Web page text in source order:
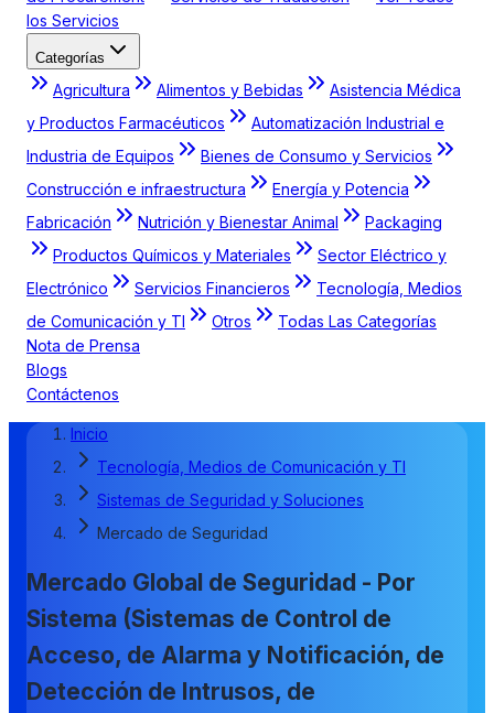
los Servicios
Categorías
Agricultura Alimentos y Bebidas
Asistencia Médica
y Productos Farmacéuticos
Automatización Industrial e
Industria de Equipos
Bienes de Consumo y Servicios
Construcción e infraestructura
Energía y Potencia
Fabricación
Nutrición y Bienestar Animal
Packaging
Productos Químicos y Materiales
Sector Eléctrico y
Electrónico
Servicios Financieros
Tecnología, Medios
de Comunicación y TI
Otros
Todas Las Categorías
Nota de Prensa
Blogs
Contáctenos
Inicio
Tecnología, Medios de Comunicación y TI
Sistemas de Seguridad y Soluciones
Mercado de Seguridad
Mercado Global de Seguridad - Por
Sistema (Sistemas de Control de
Acceso, de Alarma y Notificación, de
Detección de Intrusos, de